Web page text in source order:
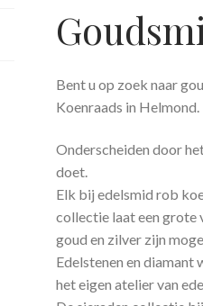
Bent u op zoek naar
Koenraads in Helmond.
Onderscheiden door
doet.
Elk bij edelsmid rob
collectie laat een grote
goud en zilver zijn
Edelstenen en diamant
het eigen atelier van